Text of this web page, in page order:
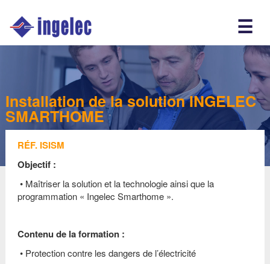
Main
navigation
Fr
☰
Installation de la solution INGELEC
SMARTHOME
RÉF. ISISM
Objectif :
• Maîtriser la solution et la technologie ainsi que la
programmation « Ingelec Smarthome ».
Contenu de la formation :
• Protection contre les dangers de l’électricité